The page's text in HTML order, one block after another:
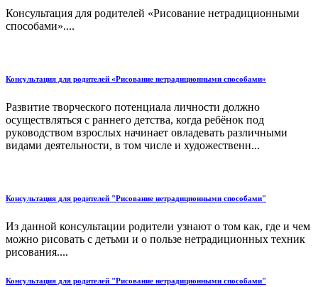
Консультация для родителей «Рисование нетрадиционными
способами»....
Консультация для родителей «Рисование нетрадиционными способами»
Развитие творческого потенциала личности должно
осуществляться с раннего детства, когда ребёнок под
руководством взрослых начинает овладевать различными
видами деятельности, в том числе и художественн...
Консультация для родителей "Рисование нетрадиционными способами"
Из данной консультации родители узнают о том как, где и чем
можно рисовать с детьми и о пользе нетрадиционных техник
рисования....
Консультация для родителей "Рисование нетрадиционными способами"